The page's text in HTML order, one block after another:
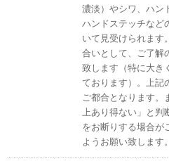
濃淡）やシワ、ハン
ハンドステッチなど
いて見受けられます
合いとして、ご了解
致します（特に大き
ております）。上記
ご都合となります。
上あり得ない」と
をお断りする場合が
ようお願い致します。